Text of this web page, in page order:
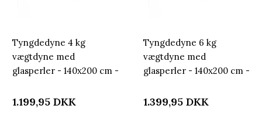
Tyngdedyne 4 kg
vægtdyne med
glasperler - 140x200 cm -
Nordstrand Home
1.199,95 DKK
Tyngdedyne 6 kg
vægtdyne med
glasperler - 140x200 cm -
Nordstrand Home
1.399,95 DKK